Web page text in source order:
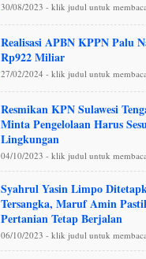
30/08/2023 - klik judul untuk
Realisasi APBN KPPN Palu
Rp922 Miliar
27/02/2024 - klik judul untuk
Resmikan KPN Sulawesi
Minta Pengelolaan Harus
Lingkungan
04/10/2023 - klik judul untuk
Syahrul Yasin Limpo
Tersangka, Maruf Amin
Pertanian Tetap Berjalan
06/10/2023 - klik judul untuk